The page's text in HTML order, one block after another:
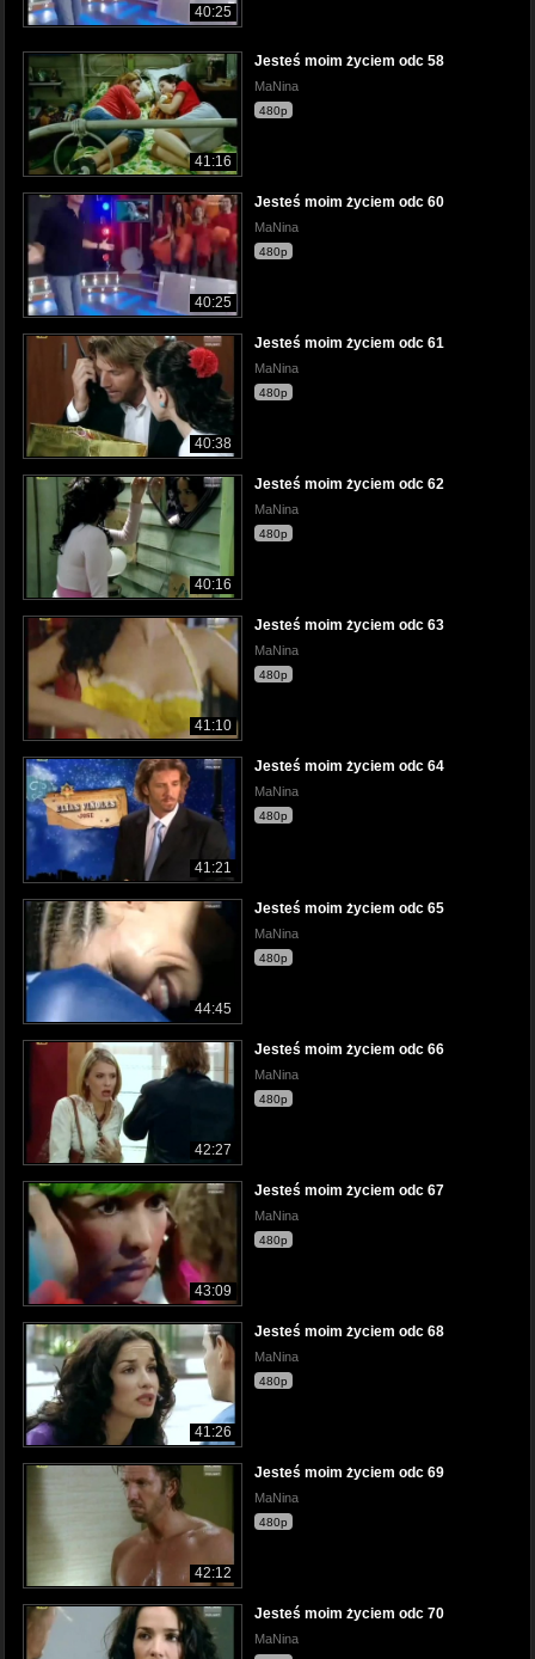
40:25
41:16
Jesteś moim życiem odc 58
MaNina
480p
40:25
Jesteś moim życiem odc 60
MaNina
480p
40:38
Jesteś moim życiem odc 61
MaNina
480p
40:16
Jesteś moim życiem odc 62
MaNina
480p
41:10
Jesteś moim życiem odc 63
MaNina
480p
41:21
Jesteś moim życiem odc 64
MaNina
480p
44:45
Jesteś moim życiem odc 65
MaNina
480p
42:27
Jesteś moim życiem odc 66
MaNina
480p
43:09
Jesteś moim życiem odc 67
MaNina
480p
41:26
Jesteś moim życiem odc 68
MaNina
480p
42:12
Jesteś moim życiem odc 69
MaNina
480p
Jesteś moim życiem odc 70
MaNina